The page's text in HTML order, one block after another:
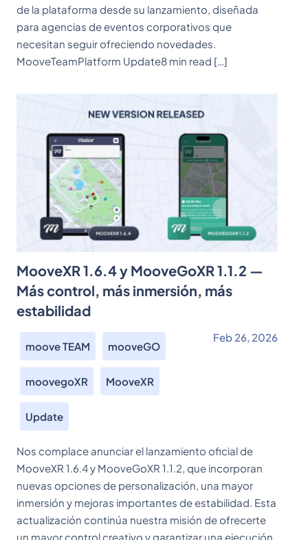
de la plataforma desde su lanzamiento, diseñada
para agencias de eventos corporativos que
necesitan seguir ofreciendo novedades.
MooveTeamPlatform Update8 min read […]
MooveXR 1.6.4 y MooveGoXR 1.1.2 —
Más control, más inmersión, más
estabilidad
moove TEAM mooveGO
moovegoXR MooveXR
Update
Feb 26, 2026
Nos complace anunciar el lanzamiento oficial de
MooveXR 1.6.4 y MooveGoXR 1.1.2, que incorporan
nuevas opciones de personalización, una mayor
inmersión y mejoras importantes de estabilidad. Esta
actualización continúa nuestra misión de ofrecerte
un mayor control creativo y garantizar una ejecución